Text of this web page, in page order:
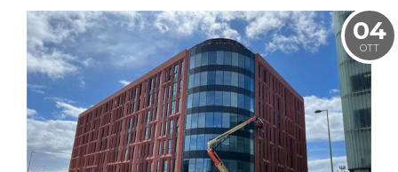
04
OTT